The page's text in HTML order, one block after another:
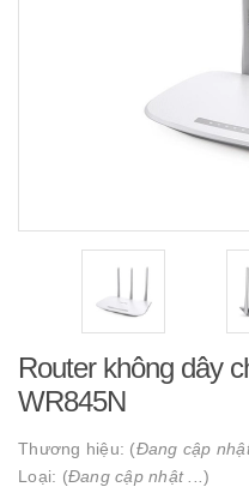
Router không dây
WR845N
Thương hiệu: (Đang cập nhật
Loại: (Đang cập nhật ... )